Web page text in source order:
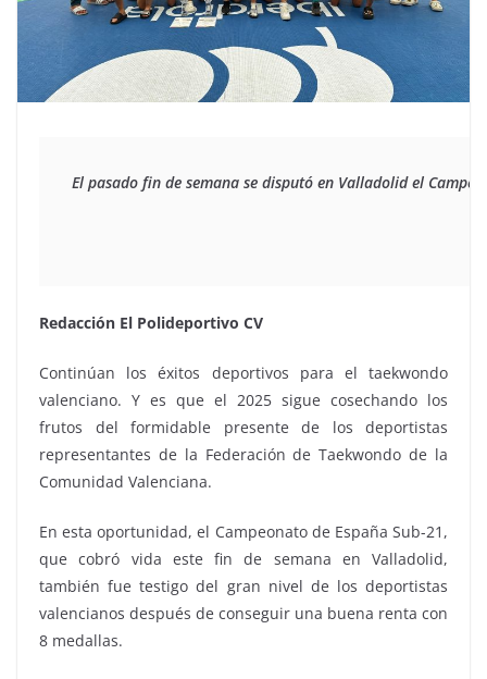
El pasado fin de semana se disputó en Valladolid el
Redacción El Polideportivo CV
Continúan los éxitos deportivos para el taekwondo
valenciano. Y es que el 2025 sigue cosechando los
frutos del formidable presente de los deportistas
representantes de la Federación de Taekwondo de la
Comunidad Valenciana.
En esta oportunidad, el Campeonato de España Sub-21,
que cobró vida este fin de semana en Valladolid,
también fue testigo del gran nivel de los deportistas
valencianos después de conseguir una buena renta con
8 medallas.